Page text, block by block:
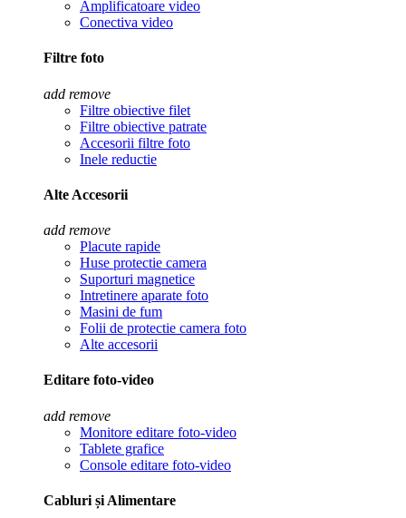
Amplificatoare video
Conectiva video
Filtre foto
add remove
Filtre obiective filet
Filtre obiective patrate
Accesorii filtre foto
Inele reductie
Alte Accesorii
add remove
Placute rapide
Huse protectie camera
Suporturi magnetice
Intretinere aparate foto
Masini de fum
Folii de protectie camera foto
Alte accesorii
Editare foto-video
add remove
Monitore editare foto-video
Tablete grafice
Console editare foto-video
Cabluri și Alimentare